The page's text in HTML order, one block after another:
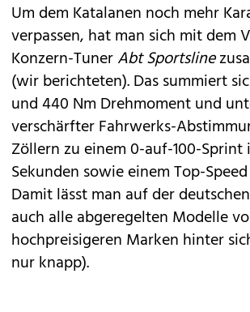
Um dem Katalanen noch mehr
verpassen, hat man sich mit dem
Konzern-TunerAbt Sportsline
(wir berichteten). Das summiert
und 440 Nm Drehmoment und
verschärfter Fahrwerks-
Zöllern zu einem 0-auf-100-
Sekunden sowie einem Top-
Damit lässt man auf der
auch alle abgeregelten Modelle
hochpreisigeren Marken hinter
nur knapp).